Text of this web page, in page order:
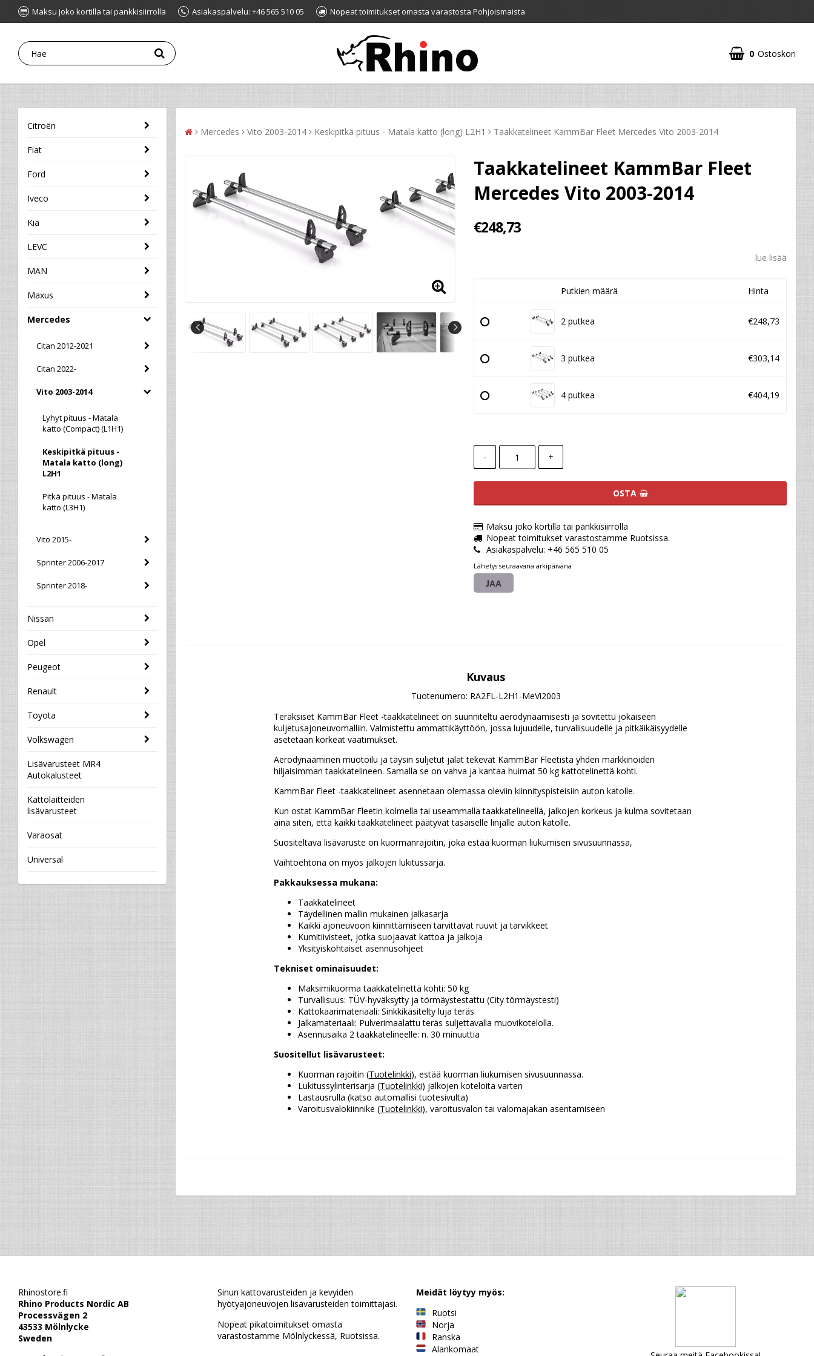
Maksu joko kortilla tai pankkisiirrolla Asiakaspalvelu: +46 565 510 05 Nopeat toimitukset omasta varastosta Pohjoismaista
0 Ostoskori
Citroën
Fiat
Ford
Iveco
Kia
LEVC
MAN
Maxus
Mercedes
Citan 2012-2021
Citan 2022-
Vito 2003-2014
Lyhyt pituus - Matala
katto (Compact) (L1H1)
Keskipitkä pituus -
Matala katto (long)
L2H1
Pitkä pituus - Matala
katto (L3H1)
Vito 2015-
Sprinter 2006-2017
Sprinter 2018-
Nissan
Opel
Peugeot
Renault
Toyota
Volkswagen
Lisävarusteet MR4
Autokalusteet
Kattolaitteiden
lisävarusteet
Varaosat
Universal
Mercedes Vito 2003-2014 Keskipitkä pituus - Matala katto (long) L2H1 Taakkatelineet KammBar Fleet Mercedes Vito 2003-2014
Taakkatelineet KammBar Fleet
Mercedes Vito 2003-2014
€248,73
lue lisää
Putkien määrä Hinta
2 putkea €248,73
3 putkea €303,14
4 putkea €404,19
- +
OSTA
Maksu joko kortilla tai pankkisiirrolla
Nopeat toimitukset varastostamme Ruotsissa.
Asiakaspalvelu: +46 565 510 05
Lähetys seuraavana arkipäivänä
JAA
Kuvaus
Tuotenumero: RA2FL-L2H1-MeVi2003
Teräksiset KammBar Fleet -taakkatelineet on suunniteltu aerodynaamisesti ja sovitettu jokaiseen
kuljetusajoneuvomalliin. Valmistettu ammattikäyttöön, jossa lujuudelle, turvallisuudelle ja pitkäikäisyydelle
asetetaan korkeat vaatimukset.
Aerodynaaminen muotoilu ja täysin suljetut jalat tekevät KammBar Fleetistä yhden markkinoiden
hiljaisimman taakkatelineen. Samalla se on vahva ja kantaa huimat 50 kg kattotelinettä kohti.
KammBar Fleet -taakkatelineet asennetaan olemassa oleviin kiinnityspisteisiin auton katolle.
Kun ostat KammBar Fleetin kolmella tai useammalla taakkatelineellä, jalkojen korkeus ja kulma sovitetaan
aina siten, että kaikki taakkatelineet päätyvät tasaiselle linjalle auton katolle.
Suositeltava lisävaruste on kuormanrajoitin, joka estää kuorman liukumisen sivusuunnassa,
Vaihtoehtona on myös jalkojen lukitussarja.
Pakkauksessa mukana:
Taakkatelineet
Täydellinen mallin mukainen jalkasarja
Kaikki ajoneuvoon kiinnittämiseen tarvittavat ruuvit ja tarvikkeet
Kumitiivisteet, jotka suojaavat kattoa ja jalkoja
Yksityiskohtaiset asennusohjeet
Tekniset ominaisuudet:
Maksimikuorma taakkatelinettä kohti: 50 kg
Turvallisuus: TÜV-hyväksytty ja törmäystestattu (City törmäystesti)
Kattokaarimateriaali: Sinkkikäsitelty luja teräs
Jalkamateriaali: Pulverimaalattu teräs suljettavalla muovikotelolla.
Asennusaika 2 taakkatelineelle: n. 30 minuuttia
Suositellut lisävarusteet:
Kuorman rajoitin (Tuotelinkki), estää kuorman liukumisen sivusuunnassa.
Lukitussylinterisarja (Tuotelinkki) jalkojen koteloita varten
Lastausrulla (katso automallisi tuotesivulta)
Varoitusvalokiinnike (Tuotelinkki), varoitusvalon tai valomajakan asentamiseen
Rhinostore.fi
Rhino Products Nordic AB
Processvägen 2
43533 Mölnlycke
Sweden
Sinun kattovarusteiden ja kevyiden
hyötyajoneuvojen lisävarusteiden toimittajasi.
Nopeat pikatoimitukset omasta
varastostamme Mölnlyckessä, Ruotsissa.
Meidät löytyy myös:
Ruotsi
Norja
Ranska
Alankomaat